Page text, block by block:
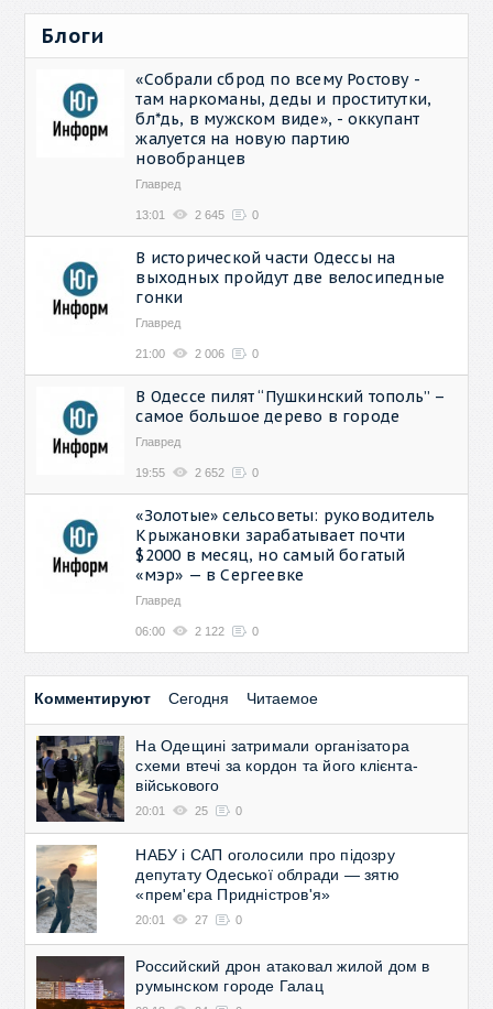
Блоги
«Собрали сброд по всему Ростову -
там наркоманы, деды и проститутки,
бл*дь, в мужском виде», - оккупант
жалуется на новую партию
новобранцев
Главред
13:01 2 645 0
В исторической части Одессы на
выходных пройдут две велосипедные
гонки
Главред
21:00 2 006 0
В Одессе пилят “Пушкинский тополь” –
самое большое дерево в городе
Главред
19:55 2 652 0
«Золотые» сельсоветы: руководитель
Крыжановки зарабатывает почти
$2000 в месяц, но самый богатый
«мэр» — в Сергеевке
Главред
06:00 2 122 0
Комментируют Сегодня Читаемое
На Одещині затримали організатора
схеми втечі за кордон та його клієнта-
військового
20:01 25 0
НАБУ і САП оголосили про підозру
депутату Одеської облради — зятю
«прем'єра Придністров'я»
20:01 27 0
Российский дрон атаковал жилой дом в
румынском городе Галац